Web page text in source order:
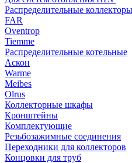
Распределительные коллекторы
FAR
Oventrop
Tiemme
Распределительные котельные
Аскон
Warme
Meibes
Olrus
Коллекторные шкафы
Кронштейны
Комплектующие
Резьбозажимные соединения
Переходники для коллекторов
Концовки для труб